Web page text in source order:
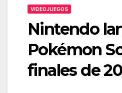
VIDEOJUEGOS
Nintendo
Pokémon
finales de